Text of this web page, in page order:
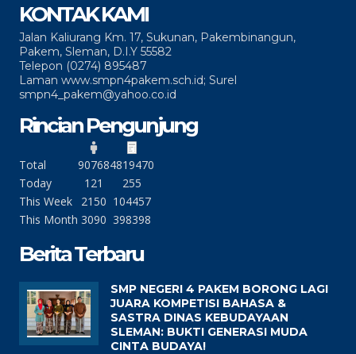
KONTAK KAMI
Jalan Kaliurang Km. 17, Sukunan, Pakembinangun,
Pakem, Sleman, D.I.Y 55582
Telepon (0274) 895487
Laman www.smpn4pakem.sch.id; Surel
smpn4_pakem@yahoo.co.id
Rincian Pengunjung
Total 907684819470
Today
121
255
This Week
2150 104457
This Month 3090 398398
Berita Terbaru
SMP NEGERI 4 PAKEM BORONG LAGI
JUARA KOMPETISI BAHASA &
SASTRA DINAS KEBUDAYAAN
SLEMAN: BUKTI GENERASI MUDA
CINTA BUDAYA!